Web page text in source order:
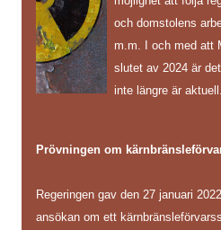
och domstolens
m.m. I och med att
slutet av 2024 är
inte längre är aktuell.
Prövningen om
Regeringen gav den 27 januari
ansökan om ett